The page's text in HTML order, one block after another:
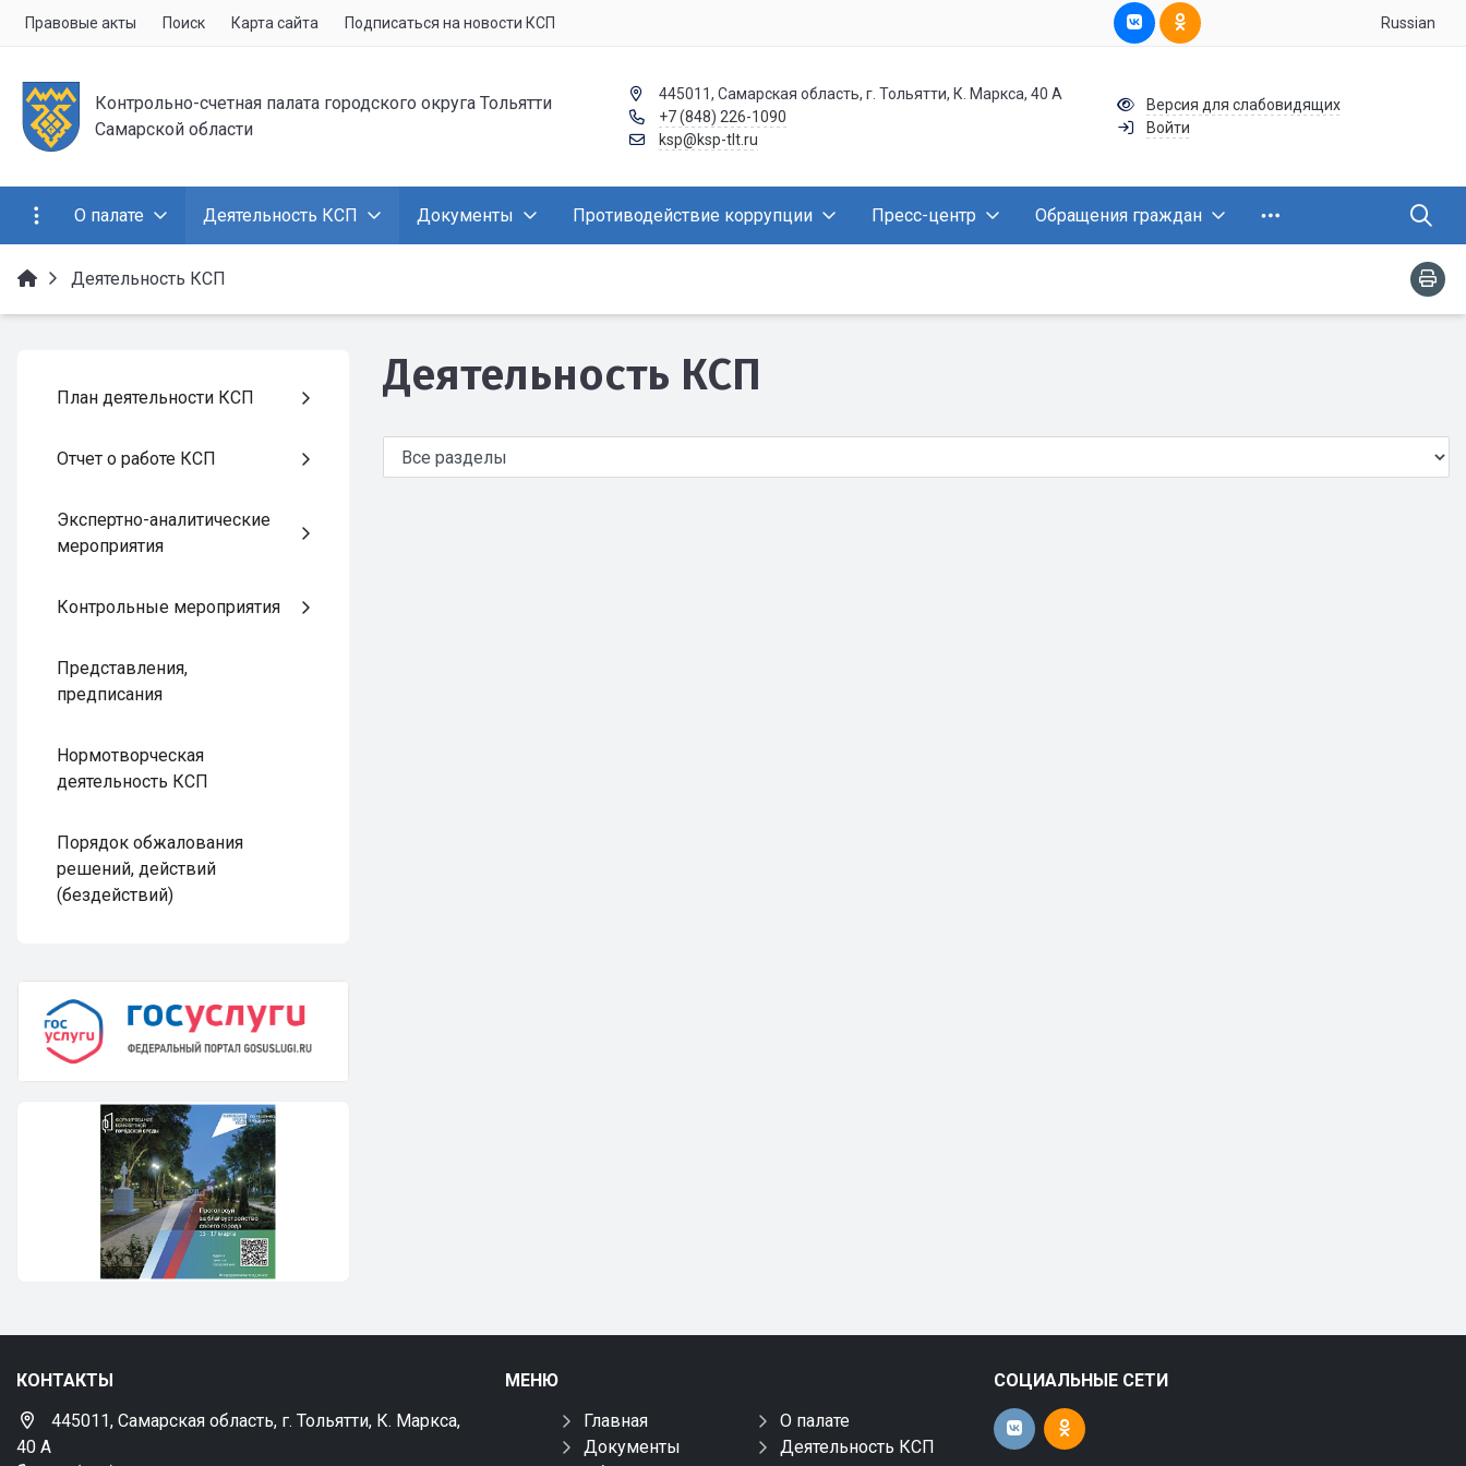
Правовые акты Поиск Карта сайта Подписаться на новости КСП Russian
Контрольно-счетная палата городского округа Тольятти
Самарской области
445011, Самарская область, г. Тольятти, К. Маркса, 40 А
+7 (848) 226-1090
ksp@ksp-tlt.ru
Версия для слабовидящих
Войти
О палате Деятельность КСП Документы Противодействие коррупции Пресс-центр Обращения граждан
Деятельность КСП
План деятельности КСП
Отчет о работе КСП
Экспертно-аналитические
мероприятия
Контрольные мероприятия
Представления,
предписания
Нормотворческая
деятельность КСП
Порядок обжалования
решений, действий
(бездействий)
Деятельность КСП
КОНТАКТЫ
445011, Самарская область, г. Тольятти, К. Маркса,
40 А
МЕНЮ
Главная
О палате
Документы
Деятельность КСП
СОЦИАЛЬНЫЕ СЕТИ